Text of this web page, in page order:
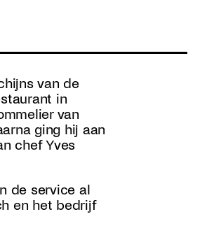
van de
in
van
ging hij aan
chef Yves
de service al
en het bedrijf